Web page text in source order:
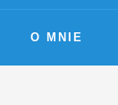
O MNIE